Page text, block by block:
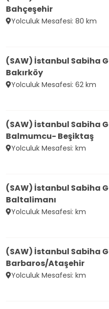
Bahçeşehir
Yolculuk Mesafesi: 80 km
(SAW) İstanbul Sabiha
Bakırköy
Yolculuk Mesafesi: 62 km
(SAW) İstanbul Sabiha
Balmumcu- Beşiktaş
Yolculuk Mesafesi: km
(SAW) İstanbul Sabiha
Baltalimanı
Yolculuk Mesafesi: km
(SAW) İstanbul Sabiha
Barbaros/Ataşehir
Yolculuk Mesafesi: km